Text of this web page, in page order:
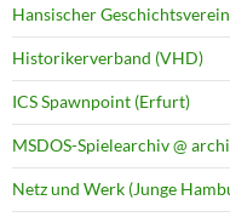
Hansischer
Historikerverband (VHD)
ICS Spawnpoint (Erfurt)
MSDOS-Spielearchiv @
Netz und Werk (Junge